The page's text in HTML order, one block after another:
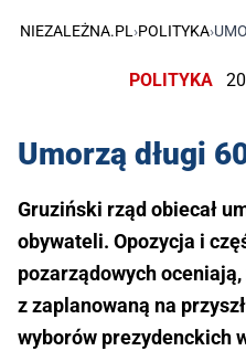
NIEZALEŻNA.PL ›POLITYKA›
POLITYKA
Umorzą długi
Gruziński rząd obiecał
obywateli. Opozycja i
pozarządowych
z zaplanowaną na
wyborów prezydenckich